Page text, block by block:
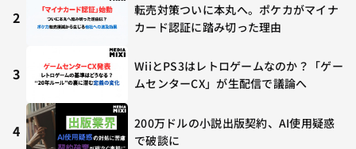
2
転売対策ついに本丸へ。ポケカがマイナ
カード認証に踏み切った理由
3
WiiとPS3はレトロゲームなのか？「ゲー
ムセンターCX」が生配信で議論へ
4
200万ドルの小説出版契約、AI使用疑惑
で破談に